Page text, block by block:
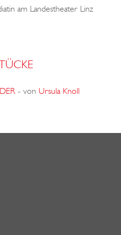
am Landestheater Linz
- von Ursula Knoll